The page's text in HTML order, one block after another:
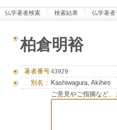
仏学著者検索 検索結果 仏学著者
柏倉明裕
著者番号43929
別名： Kashiwagura, Akihiro
ご意見やご指摘など